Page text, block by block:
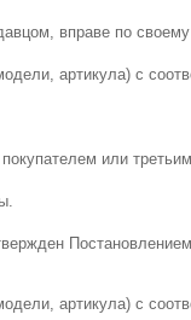
вправе по
артикула) с
или
артикула) с